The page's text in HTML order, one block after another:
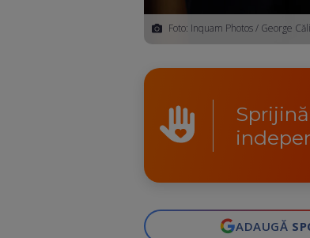
Foto: Inquam Photos / George
ADAUGĂ